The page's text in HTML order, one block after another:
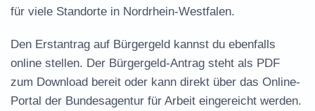
für viele Standorte in Nordrhein-Westfalen.
Den Erstantrag auf Bürgergeld kannst du ebenfalls
online stellen. Der Bürgergeld-Antrag steht als PDF
zum Download bereit oder kann direkt über das Online-
Portal der Bundesagentur für Arbeit eingereicht werden.